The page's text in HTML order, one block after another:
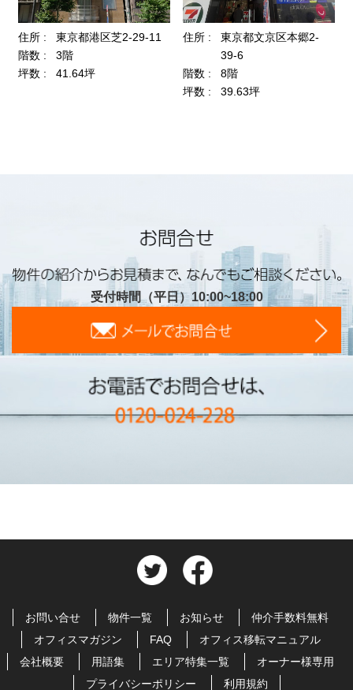
受付時間（平日）10:00~18:00
お問い合せ 物件一覧 お知らせ
仲介手数料無料
オフィスマガジン
FAQ
オフィス移転マニュアル
会社概要
用語集 エリア特集一覧
オーナー様専用
プライバシーポリシー
利用規約